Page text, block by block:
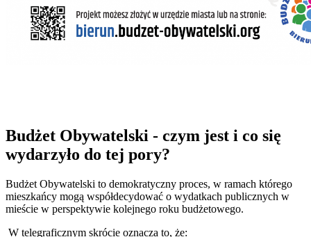
Budżet Obywatelski - czym jest i co się
wydarzyło do tej pory?
Budżet Obywatelski to demokratyczny proces, w ramach którego
mieszkańcy mogą współdecydować o wydatkach publicznych w
mieście w perspektywie kolejnego roku budżetowego.
W telegraficznym skrócie oznacza to, że: